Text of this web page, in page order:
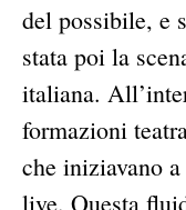
del possibile, e
stata poi la
italiana.
formazioni
che iniziavano
live. Questa